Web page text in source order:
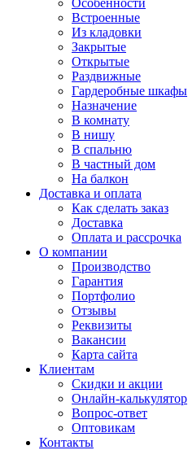
Особенности
Встроенные
Из кладовки
Закрытые
Открытые
Раздвижные
Гардеробные шкафы
Назначение
В комнату
В нишу
В спальню
В частный дом
На балкон
Доставка и оплата
Как сделать заказ
Доставка
Оплата и рассрочка
О компании
Производство
Гарантия
Портфолио
Отзывы
Реквизиты
Вакансии
Карта сайта
Клиентам
Скидки и акции
Онлайн-калькулятор
Вопрос-ответ
Оптовикам
Контакты